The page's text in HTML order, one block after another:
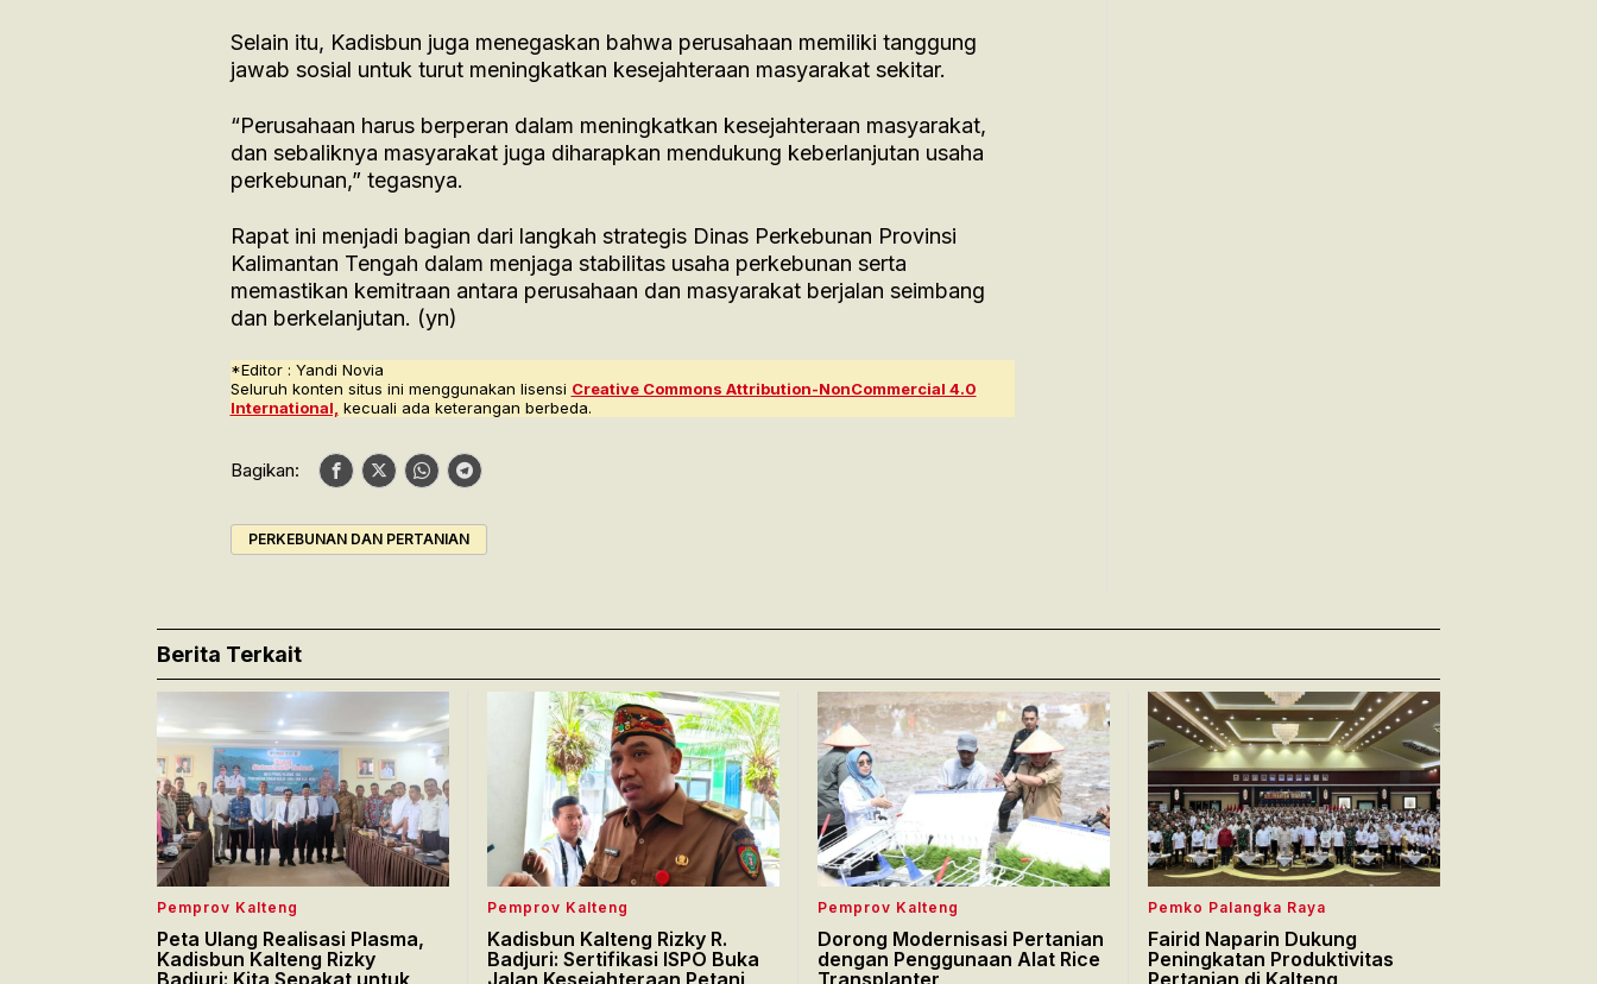
Selain itu, Kadisbun juga menegaskan bahwa perusahaan memiliki tanggung
jawab sosial untuk turut meningkatkan kesejahteraan masyarakat sekitar.
“Perusahaan harus berperan dalam meningkatkan kesejahteraan masyarakat,
dan sebaliknya masyarakat juga diharapkan mendukung keberlanjutan usaha
perkebunan,” tegasnya.
Rapat ini menjadi bagian dari langkah strategis Dinas Perkebunan Provinsi
Kalimantan Tengah dalam menjaga stabilitas usaha perkebunan serta
memastikan kemitraan antara perusahaan dan masyarakat berjalan seimbang
dan berkelanjutan. (yn)
*Editor : Yandi Novia
Seluruh konten situs ini menggunakan lisensi Creative Commons Attribution-NonCommercial 4.0
International, kecuali ada keterangan berbeda.
Bagikan:
PERKEBUNAN DAN PERTANIAN
Berita Terkait
Pemprov Kalteng
Peta Ulang Realisasi Plasma,
Kadisbun Kalteng Rizky
Badjuri: Kita Sepakat untuk
Pemprov Kalteng
Kadisbun Kalteng Rizky R.
Badjuri: Sertifikasi ISPO Buka
Jalan Kesejahteraan Petani
Pemprov Kalteng
Dorong Modernisasi Pertanian
dengan Penggunaan Alat Rice
Transplanter
Pemko Palangka Raya
Fairid Naparin Dukung
Peningkatan Produktivitas
Pertanian di Kalteng